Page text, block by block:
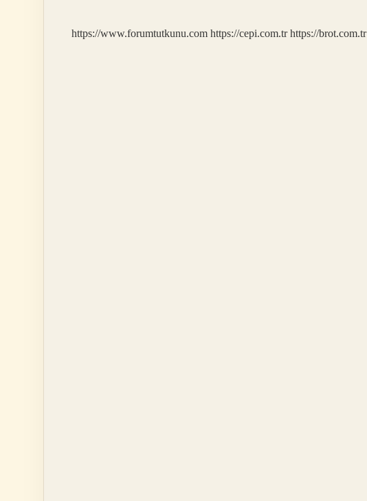
https://www.forumtutkunu.com https://cepi.com.tr https://brot.com.tr